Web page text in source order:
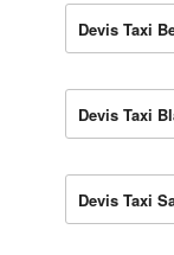
Devis Taxi
Devis Taxi
Devis Taxi